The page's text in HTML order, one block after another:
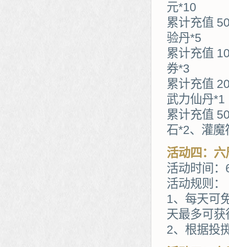
元*10
累计充值
验丹*5
累计充值
券*3
累计充值
武力仙丹*1
累计充值
石*2、灌魔
活动四：
活动时间
活动规则：
1、每天可
天最多可获
2、根据投